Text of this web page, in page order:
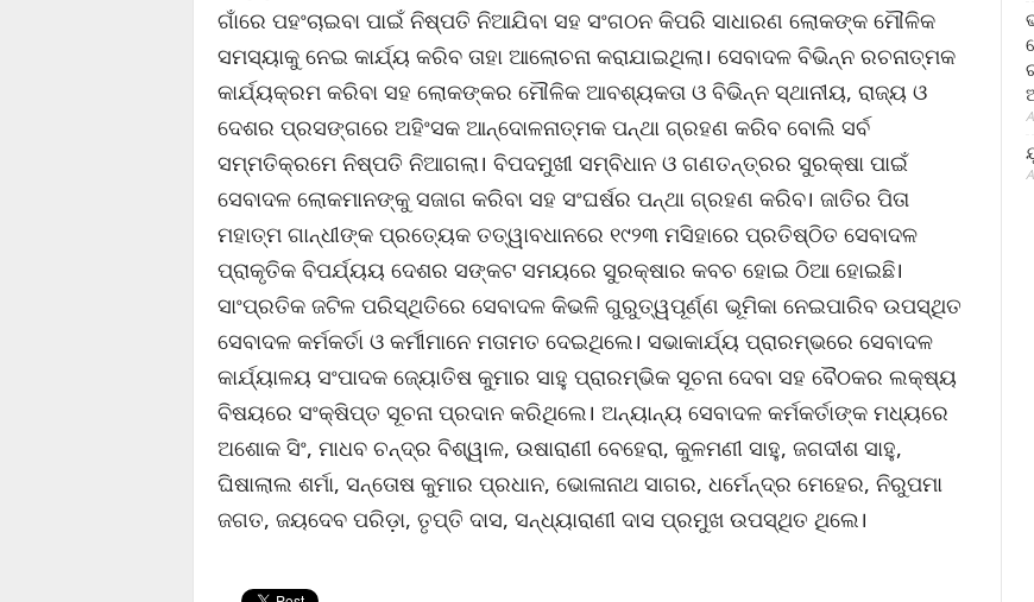
ଗାଁରେ ପହଂଚାଇବା ପାଇଁ ନିଷ୍ପତି ନିଆଯିବା ସହ ସଂଗଠନ କିପରି ସାଧାରଣ ଲୋକଙ୍କ ମୌଳିକ
ସମସ୍ୟାକୁ ନେଇ କାର୍ଯ୍ୟ କରିବ ତାହା ଆଲୋଚନା କରାଯାଇଥିଲା। ସେବାଦଳ ବିଭିନ୍ନ ରଚନାତ୍ମକ
କାର୍ଯ୍ୟକ୍ରମ କରିବା ସହ ଲୋକଙ୍କର ମୌଳିକ ଆବଶ୍ୟକତା ଓ ବିଭିନ୍ନ ସ୍ଥାନୀୟ, ରାଜ୍ୟ ଓ
ଦେଶର ପ୍ରସଙ୍ଗରେ ଅହିଂସକ ଆନ୍ଦୋଳନାତ୍ମକ ପନ୍ଥା ଗ୍ରହଣ କରିବ ବୋଲି ସର୍ବ
ସମ୍ମତିକ୍ରମେ ନିଷ୍ପତି ନିଆଗଲା। ବିପଦମୁଖୀ ସମ୍ବିଧାନ ଓ ଗଣତନ୍ତ୍ରର ସୁରକ୍ଷା ପାଇଁ
ସେବାଦଳ ଲୋକମାନଙ୍କୁ ସଜାଗ କରିବା ସହ ସଂଘର୍ଷର ପନ୍ଥା ଗ୍ରହଣ କରିବ। ଜାତିର ପିତା
ମହାତ୍ମ ଗାନ୍ଧୀଙ୍କ ପ୍ରତ୍ୟେକ ତତ୍ୱାବଧାନରେ ୧୯୨୩ ମସିହାରେ ପ୍ରତିଷ୍ଠିତ ସେବାଦଳ
ପ୍ରାକୃତିକ ବିପର୍ଯ୍ୟୟ ଦେଶର ସଙ୍କଟ ସମୟରେ ସୁରକ୍ଷାର କବଚ ହୋଇ ଠିଆ ହୋଇଛି।
ସାଂପ୍ରତିକ ଜଟିଳ ପରିସ୍ଥିତିରେ ସେବାଦଳ କିଭଳି ଗୁରୁତ୍ୱପୂର୍ଣ୍ଣ ଭୂମିକା ନେଇପାରିବ ଉପସ୍ଥିତ
ସେବାଦଳ କର୍ମକର୍ତା ଓ କର୍ମୀମାନେ ମତାମତ ଦେଇଥିଲେ। ସଭାକାର୍ଯ୍ୟ ପ୍ରାରମ୍ଭରେ ସେବାଦଳ
କାର୍ଯ୍ୟାଳୟ ସଂପାଦକ ଜ୍ୟୋତିଷ କୁମାର ସାହୁ ପ୍ରାରମ୍ଭିକ ସୂଚନା ଦେବା ସହ ବୈଠକର ଲକ୍ଷ୍ୟ
ବିଷୟରେ ସଂକ୍ଷିପ୍ତ ସୂଚନା ପ୍ରଦାନ କରିଥିଲେ। ଅନ୍ୟାନ୍ୟ ସେବାଦଳ କର୍ମକର୍ତାଙ୍କ ମଧ୍ୟରେ
ଅଶୋକ ସିଂ, ମାଧବ ଚନ୍ଦ୍ର ବିଶ୍ୱାଳ, ଉଷାରାଣୀ ବେହେରା, କୁଳମଣୀ ସାହୁ, ଜଗଦୀଶ ସାହୁ,
ଘିଷାଲାଲ ଶର୍ମା, ସନ୍ତୋଷ କୁମାର ପ୍ରଧାନ, ଭୋଳାନାଥ ସାଗର, ଧର୍ମେନ୍ଦ୍ର ମେହେର, ନିରୁପମା
ଜଗତ, ଜୟଦେବ ପରିଡ଼ା, ତୃପ୍ତି ଦାସ, ସନ୍ଧ୍ୟାରାଣୀ ଦାସ ପ୍ରମୁଖ ଉପସ୍ଥିତ ଥିଲେ।